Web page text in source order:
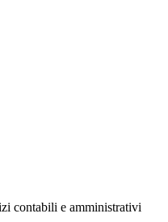
contabili e amministrativi